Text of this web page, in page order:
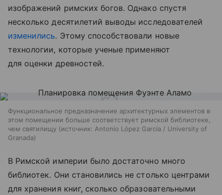
изображений римских богов. Однако спустя
несколько десятилетий выводы исследователей
изменились. Этому способствовали новые
технологии, которые ученые применяют
для оценки древностей.
Функциональное предназначение архитектурных элементов в
этом помещении больше соответствует римской библиотеке,
чем святилищу
источник: Antonio López García / University of
Granada
В Римской империи было достаточно много
библиотек. Они становились не столько центрами
для хранения книг, сколько образовательными